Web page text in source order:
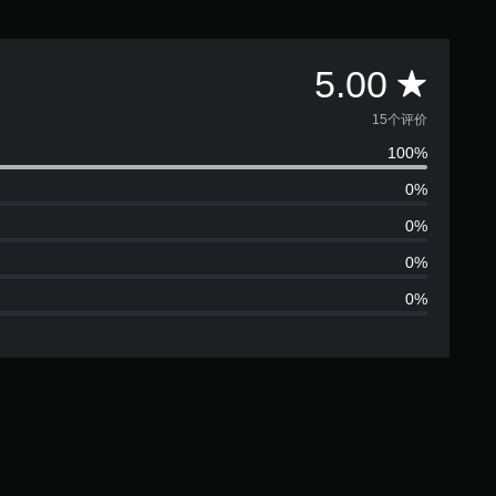
5.00 平
均
评
价
5
颗
星
15个评价
100%
0%
0%
0%
0%